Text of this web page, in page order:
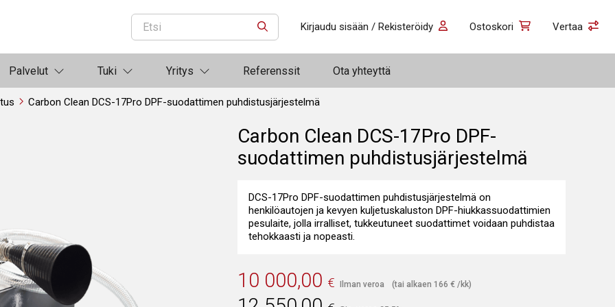
ETSI Kirjaudu sisään / Rekisteröidy Ostoskori Vertaa
Palvelut Tuki Yritys Referenssit Ota yhteyttä
Carbon Clean DCS-17Pro DPF-suodattimen puhdistusjärjestelmä
Carbon Clean DCS-17Pro DPF-
suodattimen puhdistusjärjestelmä
DCS-17Pro DPF-suodattimen puhdistusjärjestelmä on
henkilöautojen ja kevyen kuljetuskaluston DPF-hiukkassuodattimien
pesulaite, jolla irralliset, tukkeutuneet suodattimet voidaan puhdistaa
tehokkaasti ja nopeasti.
10 000,00 € Ilman veroa (tai alkaen 166 € /kk)